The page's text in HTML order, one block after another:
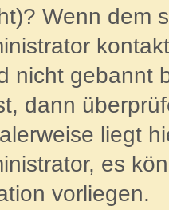
Wenn dem
nicht gebannt
dann
liegt
es
vorliegen.